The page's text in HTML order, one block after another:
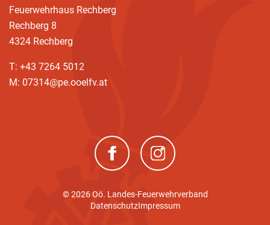
Feuerwehrhaus Rechberg
Rechberg 8
4324 Rechberg
T: +43 7264 5012
M: 07314@pe.ooelfv.at
(neues Fenster)(neues Fenster)
© 2026 Oö. Landes-Feuerwehrverband
DatenschutzImpressum